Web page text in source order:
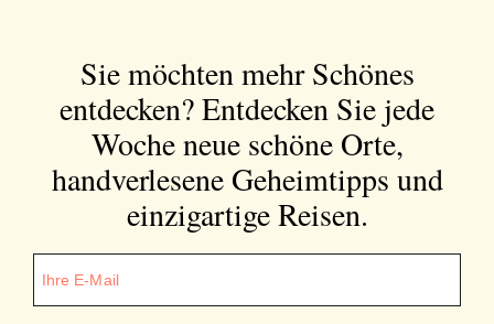
Sie möchten mehr Schönes
entdecken?Entdecken Sie jede
Woche neue schöne Orte,
handverlesene Geheimtipps und
einzigartige Reisen.